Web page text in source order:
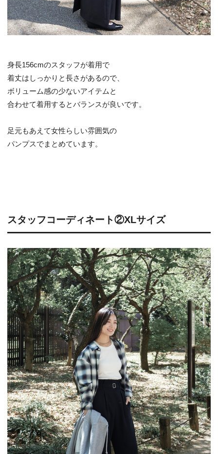
身長156cmのスタッフが着用で
着丈はしっかりと長さがあるので、
ボリューム感の少ないアイテムと
合わせて着用するとバランスが良いです。
足元もあえて女性らしい雰囲気の
パンプスでまとめています。
スタッフコーディネート②XLサイズ